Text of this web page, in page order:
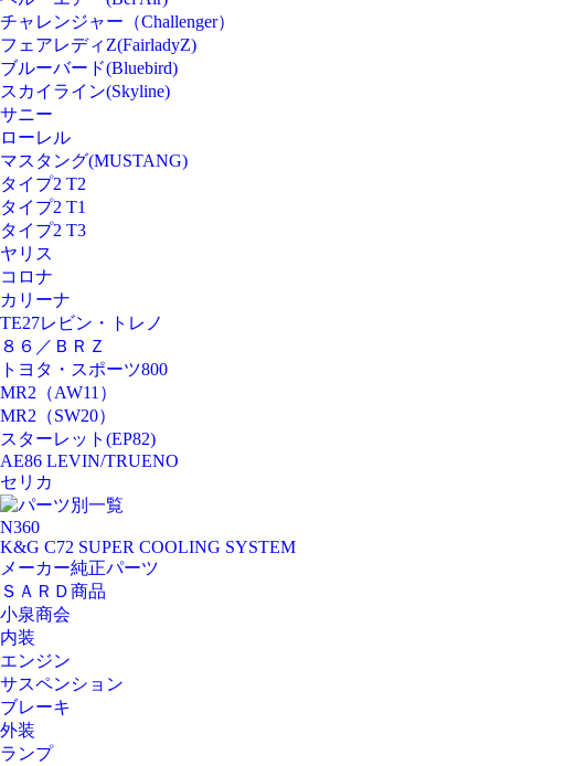
チャレンジャー（Challenger）
フェアレディZ(FairladyZ)
ブルーバード(Bluebird)
スカイライン(Skyline)
サニー
ローレル
マスタング(MUSTANG)
タイプ2 T2
タイプ2 T1
タイプ2 T3
ヤリス
コロナ
カリーナ
TE27レビン・トレノ
８６／ＢＲＺ
トヨタ・スポーツ800
MR2（AW11）
MR2（SW20）
スターレット(EP82)
AE86 LEVIN/TRUENO
セリカ
パーツ別一覧
N360
K&G C72 SUPER COOLING SYSTEM
メーカー純正パーツ
ＳＡＲＤ商品
小泉商会
内装
エンジン
サスペンション
ブレーキ
外装
ランプ